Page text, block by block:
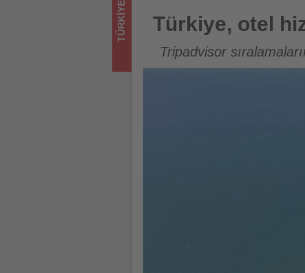
Türkiye, otel hizmet
TÜRKIYE Türkiye, otel
Tripadvisor